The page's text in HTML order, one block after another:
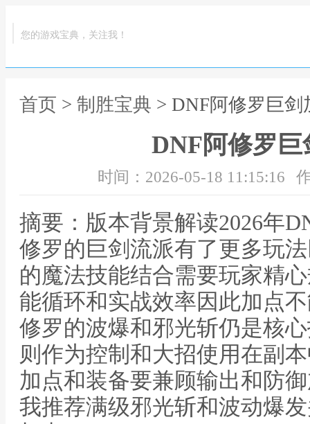
您的游戏宝典，关注我！
首页 > 制胜宝典 > DNF阿修罗巨剑
DNF阿修罗巨
时间：2026-05-18 11:15:16
摘要：版本背景解读2026年
修罗的巨剑流派有了更多玩
的魔法技能结合需要玩家精
能循环和实战效率因此加点
修罗的波爆和邪光斩仍是核
则作为控制和大招使用在副
加点和装备要兼顾输出和防
我推荐满级邪光斩和波动爆